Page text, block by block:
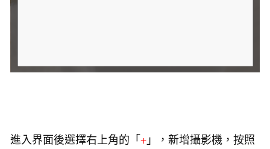
進入界面後選擇右上角的「+ 」，新增攝影機，按照